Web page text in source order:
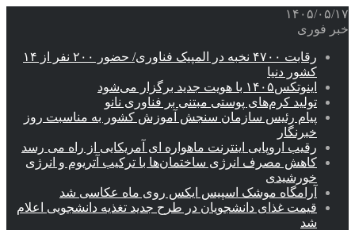
۱۴۰۵/۰۵/۱۷
خبر فوری
رقابت ۴۷۰۰ نخبه در المپیک فناوری/ حضور ۲۰۰ نفر از ۱۴
کشور دنیا
اینوتکس۱۴۰۵ با هویت جدید برگزار می‌شود
تولید کرم‌های پوستی مبتنی بر فناوری نانو
پیام رئیس سازمان سنجش آموزش کشور به مناسبت روز
خبرنگار
رقیب اروپایی اینترنت ماهواره ای آمریکایی از راه می رسد
کاهش مصرف انرژی ساختمان‌ها با ترکیب آتریوم و انرژی
خورشیدی
آرامگاه موشک اسپیس ایکس روی ماه عکاسی شد
قیمت غذای دانشجویان در طرح جدید تغذیه دانشجویی اعلام
شد